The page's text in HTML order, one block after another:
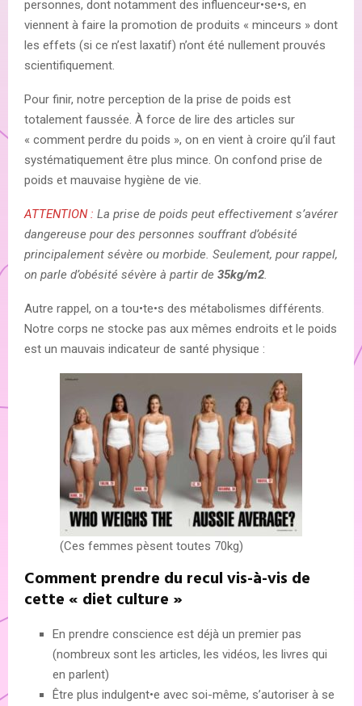
personnes, dont notamment des influenceur•se•s, en
viennent à faire la promotion de produits « minceurs » dont
les effets (si ce n’est laxatif) n’ont été nullement prouvés
scientifiquement.
Pour finir, notre perception de la prise de poids est
totalement faussée. À force de lire des articles sur
« comment perdre du poids », on en vient à croire qu’il faut
systématiquement être plus mince. On confond prise de
poids et mauvaise hygiène de vie.
ATTENTION : La prise de poids peut effectivement s’avérer
dangereuse pour des personnes souffrant d’obésité
principalement sévère ou morbide. Seulement, pour rappel,
on parle d’obésité sévère à partir de 35kg/m2
Autre rappel, on a tou•te•s des métabolismes différents.
Notre corps ne stocke pas aux mêmes endroits et le poids
est un mauvais indicateur de santé physique :
(Ces femmes pèsent toutes 70kg)
Comment prendre du recul vis-à-vis de
cette « diet culture »
En prendre conscience est déjà un premier pas
(nombreux sont les articles, les vidéos, les livres qui
en parlent)
Être plus indulgent•e avec soi-même, s’autoriser à se